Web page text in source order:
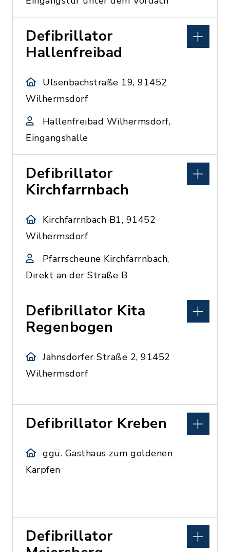
Defibrillator
Hallenfreibad
Ulsenbachstraße 19, 91452
Wilhermsdorf
Hallenfreibad Wilhermsdorf,
Eingangshalle
Defibrillator
Kirchfarrnbach
Kirchfarrnbach B1, 91452
Wilhermsdorf
Pfarrscheune Kirchfarrnbach,
Direkt an der Straße B
Defibrillator Kita
Regenbogen
Jahnsdorfer Straße 2, 91452
Wilhermsdorf
Defibrillator Kreben
ggü. Gasthaus zum goldenen
Karpfen
Defibrillator